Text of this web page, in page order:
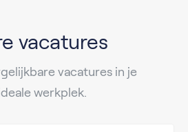
vacatures
vacatures in je
werkplek.